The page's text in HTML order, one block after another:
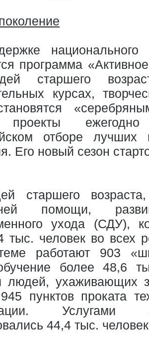
национального
программа
старшего
курсах,
проекты
отборе лучших
Его новый сезон
старшего
помощи,
ухода (СДУ),
тыс. человек во всех
работают 903
более 48,6
людей, ухаживающих
пунктов проката
Услугами
44,4 тыс.